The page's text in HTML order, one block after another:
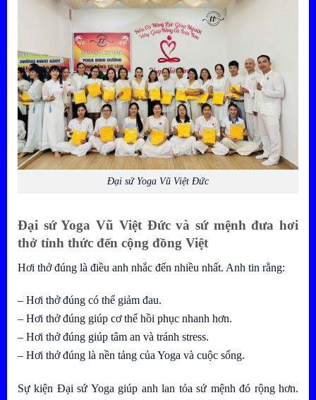
Đại sứ Yoga Vũ Việt Đức
Đại sứ Yoga Vũ Việt Đứcvà sứ mệnh đưa hơi
thở tỉnh thức đến cộng đồng Việt
Hơi thở đúng là điều anh nhắc đến nhiều nhất. Anh tin rằng:
– Hơi thở đúng có thể giảm đau.
– Hơi thở đúng giúp cơ thể hồi phục nhanh hơn.
– Hơi thở đúng giúp tâm an và tránh stress.
– Hơi thở đúng là nền tảng của Yoga và cuộc sống.
Sự kiện Đại sứ Yoga giúp anh lan tỏa sứ mệnh đó rộng hơn.